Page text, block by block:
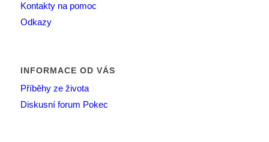
Kontakty na pomoc
Odkazy
INFORMACE OD VÁS
Příběhy ze života
Diskusní forum Pokec